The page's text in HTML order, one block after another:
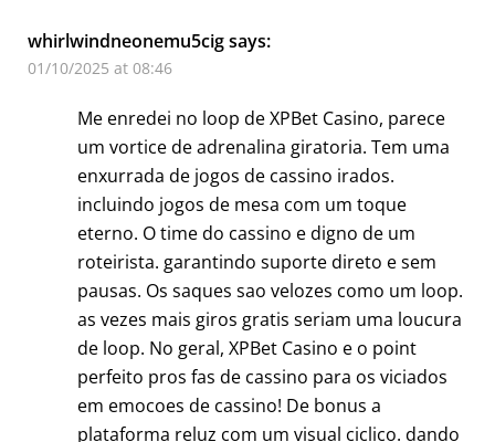
whirlwindneonemu5cigsays:
01/10/2025 at 08:46
Me enredei no loop de XPBet Casino, parece
um vortice de adrenalina giratoria. Tem uma
enxurrada de jogos de cassino irados.
incluindo jogos de mesa com um toque
eterno. O time do cassino e digno de um
roteirista. garantindo suporte direto e sem
pausas. Os saques sao velozes como um loop.
as vezes mais giros gratis seriam uma loucura
de loop. No geral, XPBet Casino e o point
perfeito pros fas de cassino para os viciados
em emocoes de cassino! De bonus a
plataforma reluz com um visual ciclico. dando